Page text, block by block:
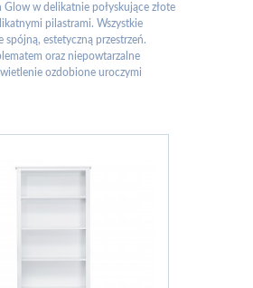
w delikatnie połyskujące złote
pilastrami. Wszystkie
estetyczną przestrzeń.
oraz niepowtarzalne
ozdobione uroczymi